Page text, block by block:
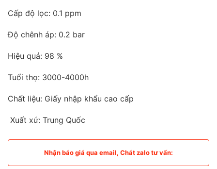
Cấp độ lọc: 0.1 ppm
Độ chênh áp: 0.2 bar
Hiệu quả: 98 %
Tuổi thọ: 3000-4000h
Chất liệu: Giấy nhập khẩu cao cấp
Xuất xứ: Trung Quốc
Nhận báo giá qua email, Chát zalo tư vấn: